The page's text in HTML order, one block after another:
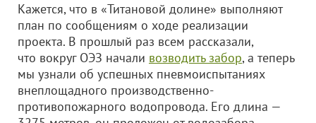
Кажется, что в «Титановой долине» выполняют
план по сообщениям о ходе реализации
проекта. В прошлый раз всем рассказали,
что вокруг ОЭЗ начали возводить забор, а теперь
мы узнали об успешных пневмоиспытаниях
внеплощадного производственно-
противопожарного водопровода. Его длина —